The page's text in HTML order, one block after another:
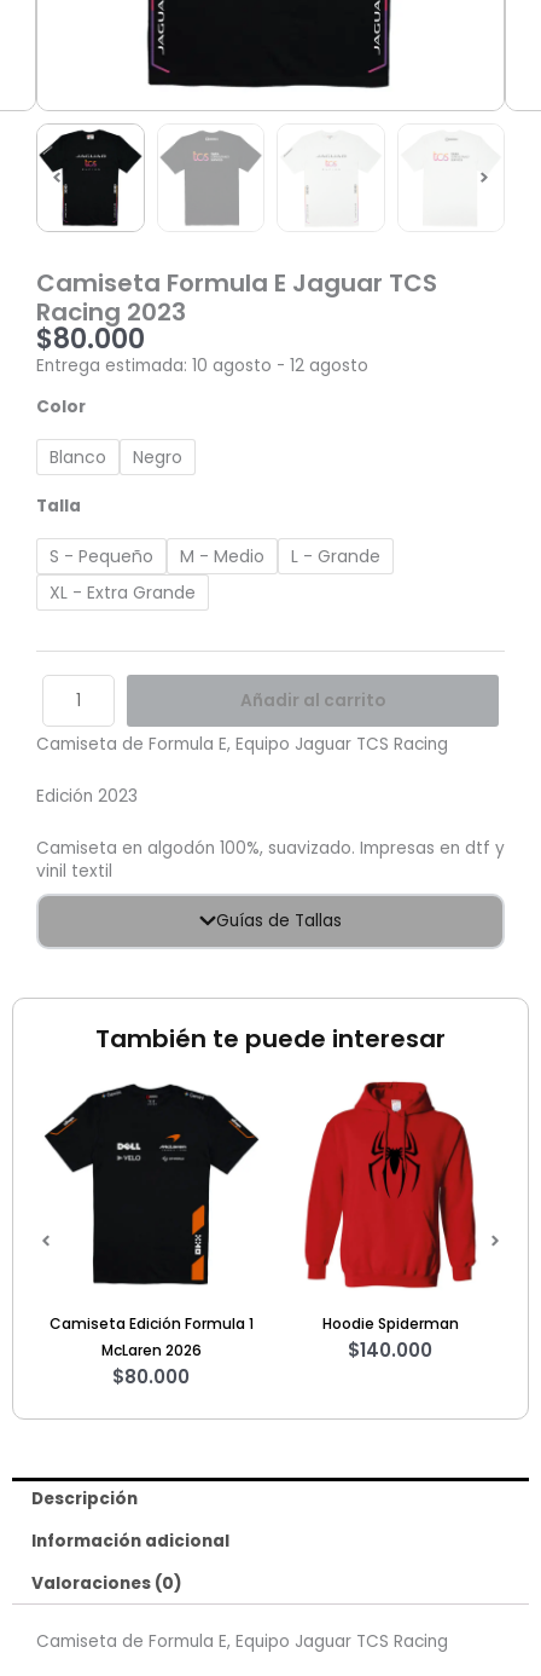
Camiseta Formula E Jaguar TCS
Racing 2023
$80.000
Entrega estimada: 10 agosto - 12 agosto
Color
Blanco Negro
Talla
S - Pequeño M - Medio
L - Grande
XL - Extra Grande
Camiseta
Jaguar
TCS
2023
cantidad
Añadir al carrito
Camiseta de Formula E, Equipo Jaguar TCS Racing
Edición 2023
Camiseta en algodón 100%, suavizado. Impresas en dtf y
vinil textil
Guías de Tallas
También te puede interesar
Hoodie Spiderman
$140.000
Hoodie Stranger Things
$140.000
Descripción
Información adicional
Valoraciones (0)
Camiseta de Formula E, Equipo Jaguar TCS Racing